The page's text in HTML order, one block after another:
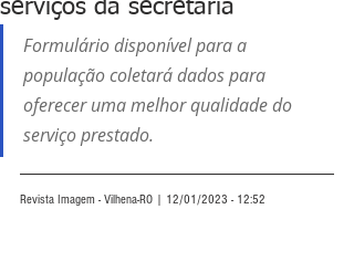
serviços da secretaria
Formulário disponível para a
população coletará dados para
oferecer uma melhor qualidade do
serviço prestado.
Revista Imagem - Vilhena-RO | 12/01/2023 - 12:52